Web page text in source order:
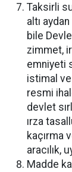
Taksirli
altı
bile
zimmet,
emniyeti
istimal ve
resmi
devlet
ırza
kaçırma
aracılık,
Madde